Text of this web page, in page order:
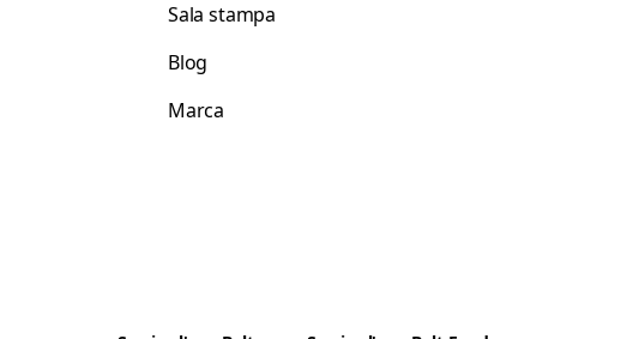
Sala stampa
Blog
Marca